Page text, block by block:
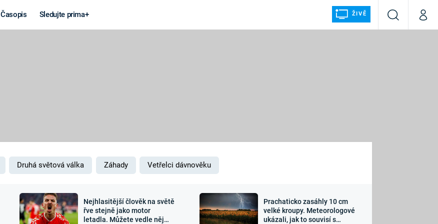
Časopis Sledujte prima+ ŽIVĚ
VyhledáváníMůj
MARS
Záhady a
Zajímavosti Sledujte nás
Druhá světová válka Záhady Vetřelci dávnověku
Nejhlasitější člověk na světě
řve stejně jako motor
letadla. Můžete vedle něj
Prachaticko zasáhly 10 cm
velké kroupy. Meteorologové
ukázali, jak to souvisí s